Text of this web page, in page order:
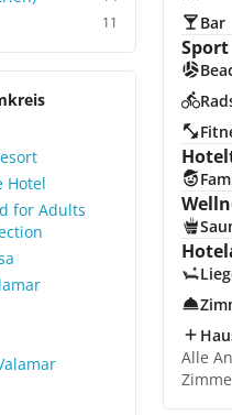
11
Hotel
for Adults
Bar
Sport
Alle